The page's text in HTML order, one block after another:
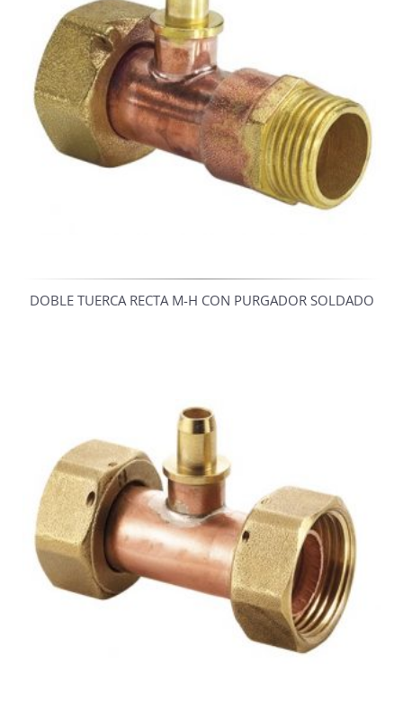
DOBLE TUERCA RECTA M-H CON PURGADOR SOLDADO